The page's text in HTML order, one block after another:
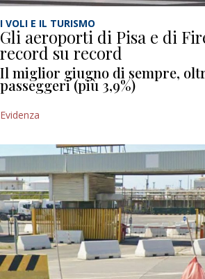
I VOLI E IL TURISMO
Gli aeroporti di Pisa e di
record su record
Il miglior giugno di sempre,
passeggeri (più 3,9%)
Evidenza